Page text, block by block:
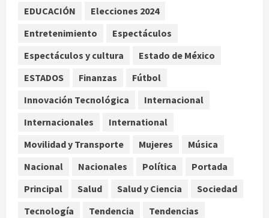
ciudad y la resistencia desde el
4
Jardín Hidalgo de Coyoacán atrae
en espacio polinizador
agosto 10, 2026
tres veces fondos internacionales y
sigue sin concretarse
EDUCACIÓN
Elecciones 2024
Entretenimiento
Espectáculos
Espectáculos y cultura
Estado de México
ESTADOS
Finanzas
Fútbol
Innovación Tecnológica
Internacional
Internacionales
International
Movilidad y Transporte
Mujeres
Música
Nacional
Nacionales Política
Portada
Principal
Salud Salud y Ciencia
Sociedad
Tecnología
Tendencia
Tendencias